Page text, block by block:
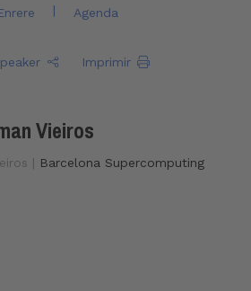
| Agenda
Imprimir
Vieiros
| Barcelona Supercomputing